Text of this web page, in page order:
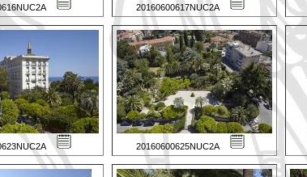
20160600617NUC2A
20160600625NUC2A